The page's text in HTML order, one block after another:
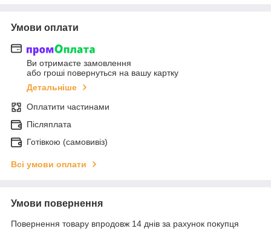
Умови оплати
Ви отримаєте замовлення
або гроші повернуться на вашу картку
Детальніше
Оплатити частинами
Післяплата
Готівкою (самовивіз)
Всі умови оплати
Умови повернення
Повернення товару впродовж 14 днів за рахунок покупця